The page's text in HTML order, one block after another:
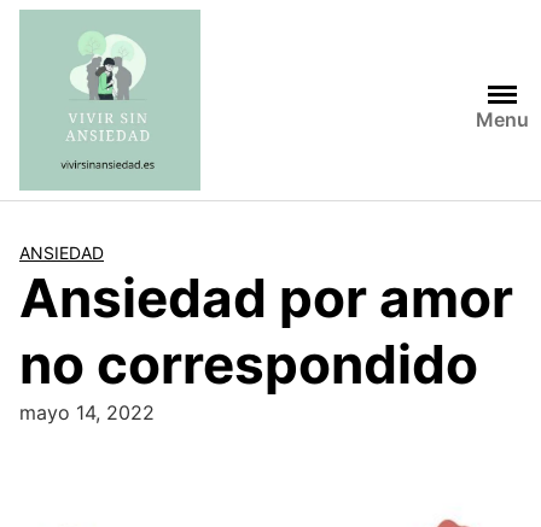
Saltar
contenido
Menu
ANSIEDAD
Ansiedad por amor
no correspondido
mayo 14, 2022